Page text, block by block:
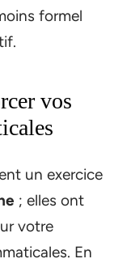
formel
vos
un exercice
; elles ont
votre
En